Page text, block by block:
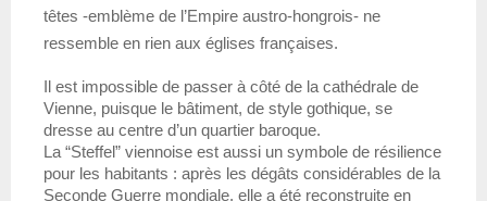
têtes -emblème de l’Empire austro-hongrois- ne
ressemble en rien aux églises françaises.
Il est impossible de passer à côté de la cathédrale de
Vienne, puisque le bâtiment, de style gothique, se
dresse au centre d’un quartier baroque.
La “Steffel” viennoise est aussi un symbole de résilience
pour les habitants : après les dégâts considérables de la
Seconde Guerre mondiale, elle a été reconstruite en